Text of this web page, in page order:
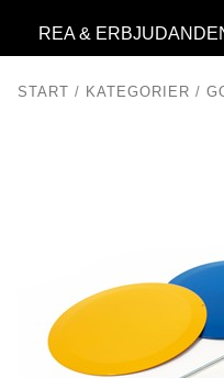
REA &
START / KATEGORIER /